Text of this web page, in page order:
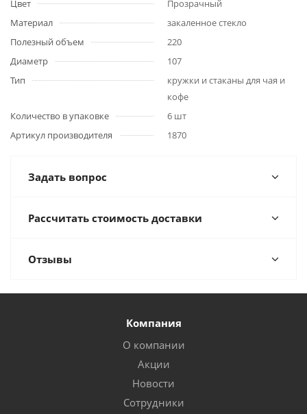
Цвет
Прозрачный
Материал
закаленное стекло
Полезный объем
220
Диаметр
107
Тип
кружки и стаканы для чая и
кофе
Количество в упаковке
6 шт
Артикул производителя
1870
Задать вопрос
Рассчитать стоимость доставки
Отзывы
Компания
О компании
Акции
Новости
Сотрудники